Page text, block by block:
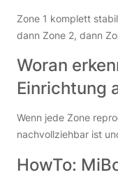
Zone 1 komplett
dann Zone 2, dann
Woran
Einrichtung
Wenn jede Zone
nachvollziehbar ist
HowTo: